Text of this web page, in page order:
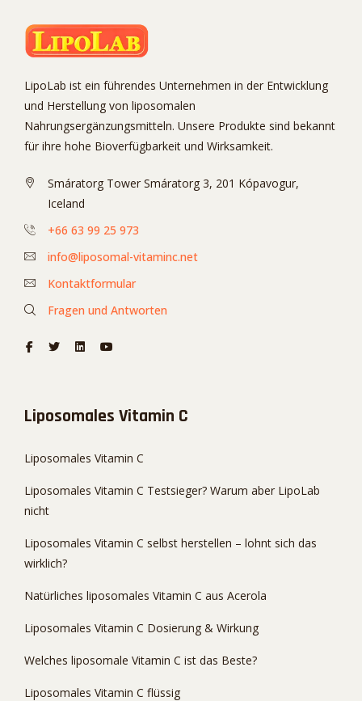
LipoLab ist ein führendes Unternehmen in der Entwicklung
und Herstellung von liposomalen
Nahrungsergänzungsmitteln. Unsere Produkte sind bekannt
für ihre hohe Bioverfügbarkeit und Wirksamkeit.
Smáratorg Tower Smáratorg 3, 201 Kópavogur,
Iceland
+66 63 99 25 973
info@liposomal-vitaminc.net
Kontaktformular
Fragen und Antworten
Liposomales Vitamin C
Liposomales Vitamin C
Liposomales Vitamin C Testsieger? Warum aber LipoLab
nicht
Liposomales Vitamin C selbst herstellen – lohnt sich das
wirklich?
Natürliches liposomales Vitamin C aus Acerola
Liposomales Vitamin C Dosierung & Wirkung
Welches liposomale Vitamin C ist das Beste?
Liposomales Vitamin C flüssig